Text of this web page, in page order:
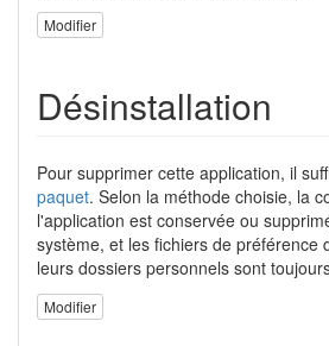
Modifier
Désinstallation
Pour supprimer cette application, il
paquet. Selon la méthode choisie, la
l'application est conservée ou
système, et les fichiers de préférence
leurs dossiers personnels sont
Modifier